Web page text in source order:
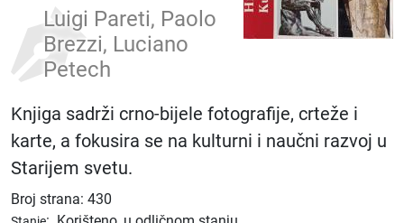
Luigi Pareti, Paolo
Brezzi, Luciano
Petech
Knjiga sadrži crno-bijele fotografije, crteže i
karte, a fokusira se na kulturni i naučni razvoj u
Starijem svetu.
Broj strana: 430